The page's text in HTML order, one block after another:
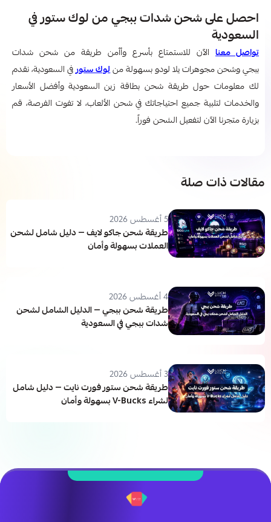
احصل على شحن شدات ببجي من لوك ستور في
السعودية
تواصل معنا الآن للاستمتاع بأسرع وأأمن طريقة من شحن شدات
ببجي وشحن مجوهرات يلا لودو بسهولة منلوك ستورفي السعودية، نقدم
لك معلومات حول طريقة شحن بطاقة زين السعودية وأفضل الأسعار
والخدمات لتلبية جميع احتياجاتك في شحن الألعاب، لا تفوت الفرصة، قم
بزيارة متجرنا الآن لتفعيل الشحن فوراً.
مقالات ذات صلة
5 أغسطس 2026
طريقة شحن جاكو لايف — دليل شامل لشحن
العملات بسهولة وأمان
4 أغسطس 2026
طريقة شحن ببجي — الدليل الشامل لشحن
شدات ببجي في السعودية
3 أغسطس 2026
طريقة شحن ستور فورت نايت — دليل شامل
لشراء V-Bucks بسهولة وأمان